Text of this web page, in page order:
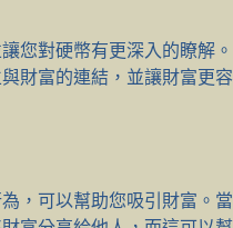
您對硬幣有更深入的瞭解。
財富的連結，並讓財富更容
，可以幫助您吸引財富。當